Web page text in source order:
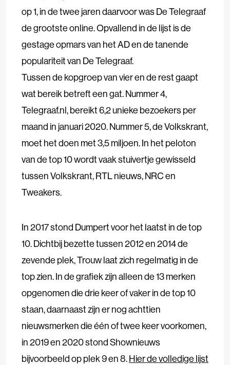
op 1, in de twee jaren daarvoor was De Telegraaf
de grootste online. Opvallend in de lijst is de
gestage opmars van het AD en de tanende
populariteit van De Telegraaf.
Tussen de kopgroep van vier en de rest gaapt
wat bereik betreft een gat. Nummer 4,
Telegraaf.nl, bereikt 6,2 unieke bezoekers per
maand in januari 2020. Nummer 5, de Volkskrant,
moet het doen met 3,5 miljoen. In het peloton
van de top 10 wordt vaak stuivertje gewisseld
tussen Volkskrant, RTL nieuws, NRC en
Tweakers.
In 2017 stond Dumpert voor het laatst in de top
10. Dichtbij bezette tussen 2012 en 2014 de
zevende plek, Trouw laat zich regelmatig in de
top zien. In de grafiek zijn alleen de 13 merken
opgenomen die drie keer of vaker in de top 10
staan, daarnaast zijn er nog achttien
nieuwsmerken die één of twee keer voorkomen,
in 2019 en 2020 stond Shownieuws
bijvoorbeeld op plek 9 en 8.Hier de volledige lijst